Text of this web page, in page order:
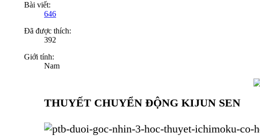
Bài viết:
646
Đã được thích:
392
Giới tính:
Nam
THUYẾT CHUYỂN ĐỘNG KIJUN SEN